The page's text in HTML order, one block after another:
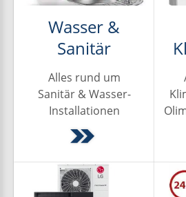
Wasser &
Sanitär
Alles rund um
Sanitär & Wasser-
Installationen